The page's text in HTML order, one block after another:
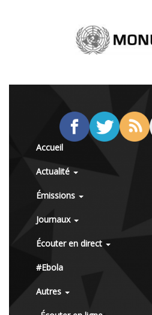
Accueil
Actualité
Émissions
Journaux
Écouter en direct
#Ebola
Autres